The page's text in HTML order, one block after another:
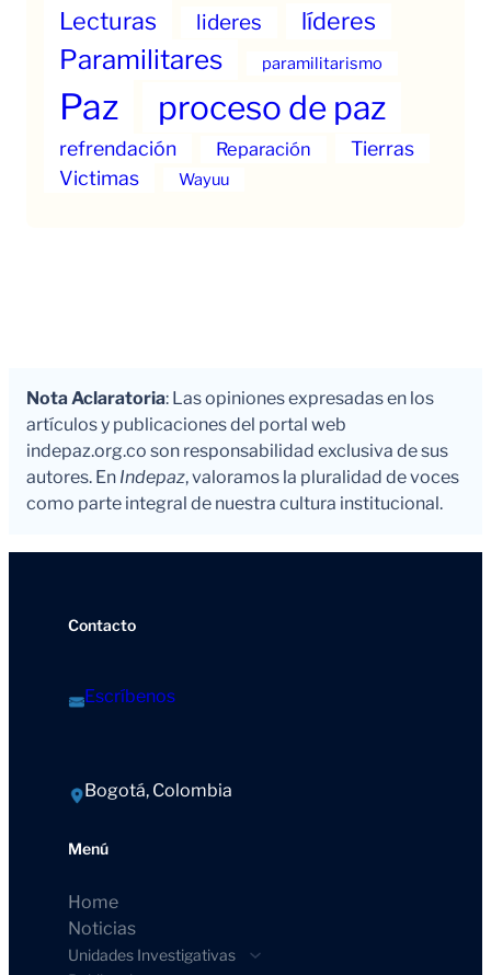
Lecturas lideres líderes
Paramilitares paramilitarismo
Paz proceso de paz
refrendación Reparación
Tierras
Victimas
Wayuu
Nota Aclaratoria: Las opiniones expresadas en los
artículos y publicaciones del portal web
indepaz.org.co son responsabilidad exclusiva de sus
autores. En Indepaz, valoramos la pluralidad de voces
como parte integral de nuestra cultura institucional.
Contacto
Escríbenos
Bogotá, Colombia
Menú
Home
Noticias
Unidades Investigativas